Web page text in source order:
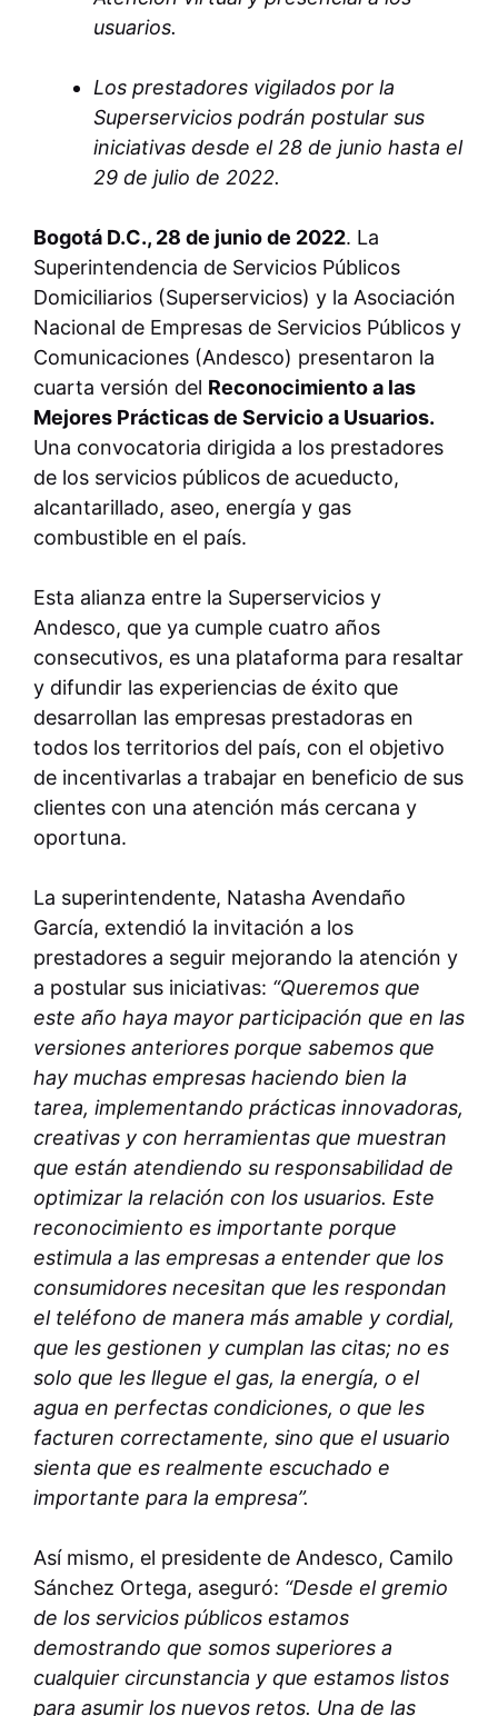
usuarios.
Los prestadores vigilados por la
Superservicios podrán postular sus
iniciativas desde el 28 de junio hasta el
29 de julio de 2022.
Bogotá D.C., 28 de junio de 2022. La
Superintendencia de Servicios Públicos
Domiciliarios (Superservicios) y la Asociación
Nacional de Empresas de Servicios Públicos y
Comunicaciones (Andesco) presentaron la
cuarta versión del Reconocimiento a las
Mejores Prácticas de Servicio a Usuarios.
Una convocatoria dirigida a los prestadores
de los servicios públicos de acueducto,
alcantarillado, aseo, energía y gas
combustible en el país.
Esta alianza entre la Superservicios y
Andesco, que ya cumple cuatro años
consecutivos, es una plataforma para resaltar
y difundir las experiencias de éxito que
desarrollan las empresas prestadoras en
todos los territorios del país, con el objetivo
de incentivarlas a trabajar en beneficio de sus
clientes con una atención más cercana y
oportuna.
La superintendente, Natasha Avendaño
García, extendió la invitación a los
prestadores a seguir mejorando la atención y
a postular sus iniciativas: “Queremos que
este año haya mayor participación que en las
versiones anteriores porque sabemos que
hay muchas empresas haciendo bien la
tarea, implementando prácticas innovadoras,
creativas y con herramientas que muestran
que están atendiendo su responsabilidad de
optimizar la relación con los usuarios. Este
reconocimiento es importante porque
estimula a las empresas a entender que los
consumidores necesitan que les respondan
el teléfono de manera más amable y cordial,
que les gestionen y cumplan las citas; no es
solo que les llegue el gas, la energía, o el
agua en perfectas condiciones, o que les
facturen correctamente, sino que el usuario
sienta que es realmente escuchado e
importante para la empresa”.
Así mismo, el presidente de Andesco, Camilo
Sánchez Ortega, aseguró: “Desde el gremio
de los servicios públicos estamos
demostrando que somos superiores a
cualquier circunstancia y que estamos listos
para asumir los nuevos retos. Una de las